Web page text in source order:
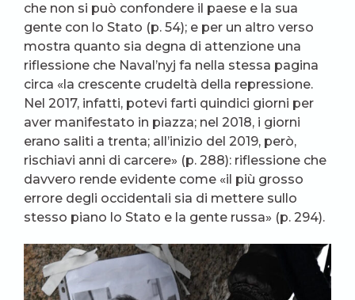
che non si può confondere il paese e la sua
gente con lo Stato (p. 54); e per un altro verso
mostra quanto sia degna di attenzione una
riflessione che Naval’nyj fa nella stessa pagina
circa «la crescente crudeltà della repressione.
Nel 2017, infatti, potevi farti quindici giorni per
aver manifestato in piazza; nel 2018, i giorni
erano saliti a trenta; all’inizio del 2019, però,
rischiavi anni di carcere» (p. 288): riflessione che
davvero rende evidente come «il più grosso
errore degli occidentali sia di mettere sullo
stesso piano lo Stato e la gente russa» (p. 294).